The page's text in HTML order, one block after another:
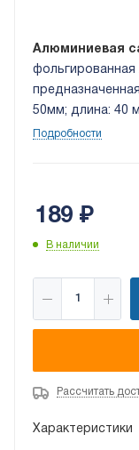
Алюминиевая
фольгированная
50мм; длина: 40
Подробности
189 ₽
В наличии
Рассчитать
Характеристики